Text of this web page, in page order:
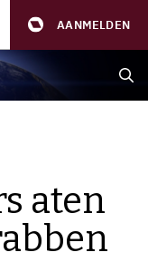
AANMELDEN
aten